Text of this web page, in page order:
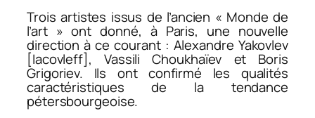
Trois artistes issus de l’ancien « Monde de
l’art » ont donné, à Paris, une nouvelle
direction à ce courant : Alexandre Yakovlev
[Iacovleff], Vassili Choukhaïev et Boris
Grigoriev. Ils ont confirmé les qualités
caractéristiques de la tendance
pétersbourgeoise.